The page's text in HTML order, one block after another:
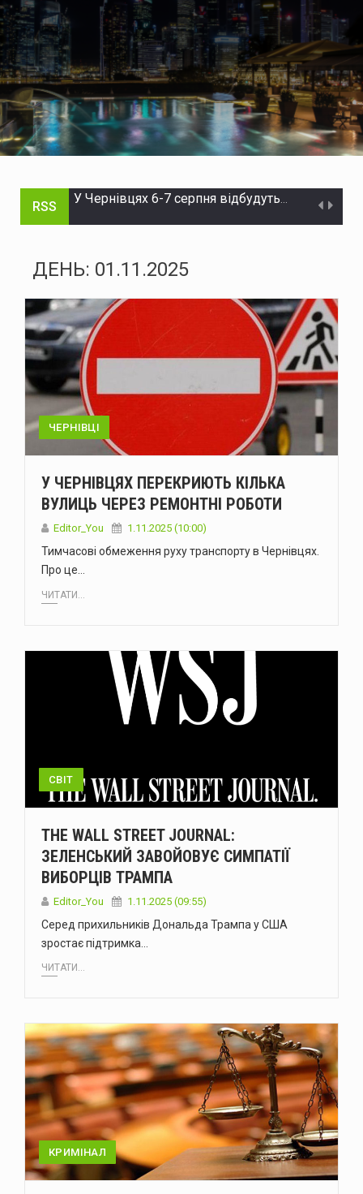
RSS На Буковині судитимуть голову громади та інженера технагляду за розтрату понад 15 млн грн на будівництві укриття для школи
Через аварію на бульварі Героїв Крут у Чернівцях до вечора не буде води в низці будинків
Зеленський доручив підготувати спеціальну санкційну операцію проти рф
У липні буковинська «швидка» понад тисячу разів виїжджала на виклики у громадських місцях через спеку
Президент офіційно встановив День військ зв'язку та кібербезпеки ЗСУ
У Чернівцях п'яний водій Mercedes спричинив ДТП: у крові виявили 2,57 проміле алкоголю
У Чернівцях через аварію на Південно-Кільцевій майже на добу відключать воду у низці будинків
ДЕНЬ: 01.11.2025
ЧЕРНІВЦІ
У ЧЕРНІВЦЯХ ПЕРЕКРИЮТЬ КІЛЬКА
ВУЛИЦЬ ЧЕРЕЗ РЕМОНТНІ РОБОТИ
Editor_You 1.11.2025 (10:00)
Тимчасові обмеження руху транспорту в Чернівцях.
Про це…
ЧИТАТИ...
СВІТ
THE WALL STREET JOURNAL:
ЗЕЛЕНСЬКИЙ ЗАВОЙОВУЄ СИМПАТІЇ
ВИБОРЦІВ ТРАМПА
Editor_You 1.11.2025 (09:55)
Серед прихильників Дональда Трампа у США
зростає підтримка…
ЧИТАТИ...
КРИМІНАЛ